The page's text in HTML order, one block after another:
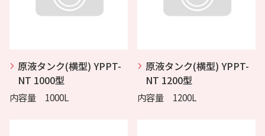
原液タンク(横型) YPPT-
NT 1000型
内容量 1000L
原液タンク(横型) YPPT-
NT 1200型
内容量 1200L